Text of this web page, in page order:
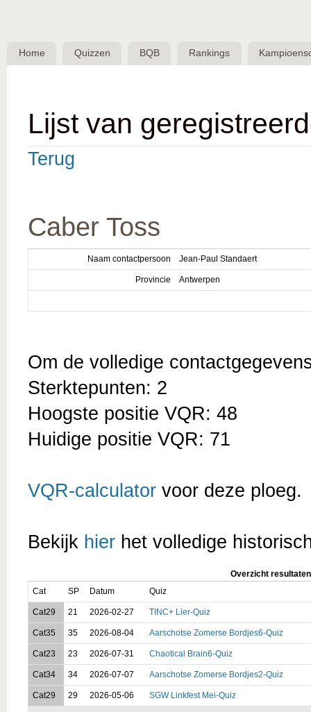
Belgische
QuizBond
Home Quizzen BQB Rankings
Lijst van
Terug
Caber Toss
Naam contactpersoon Jean-Paul Standaert
Provincie Antwerpen
Om de volledige
Sterktepunten: 2
Hoogste positie VQR: 48
Huidige positie VQR: 71
VQR-calculator voor deze ploeg.
Bekijk hier het volledige
Overzicht resultaten
Cat
SP Datum Quiz
Cat29 21 2026-02-27 TINC+ Lier-Quiz
Cat35 35 2026-08-04 Aarschotse Zomerse Bordjes6-Quiz
Cat23 23 2026-07-31 Chaotical Brain6-Quiz
Cat34 34 2026-07-07 Aarschotse Zomerse Bordjes2-Quiz
Cat29 29 2026-05-06 SGW Linkfest Mei-Quiz